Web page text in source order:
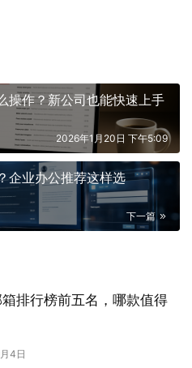
操作？新公司也能快速上手
2026年1月20日 下午5:09
企业办公推荐这样选
下一篇
排行榜前五名，哪款值得
4日